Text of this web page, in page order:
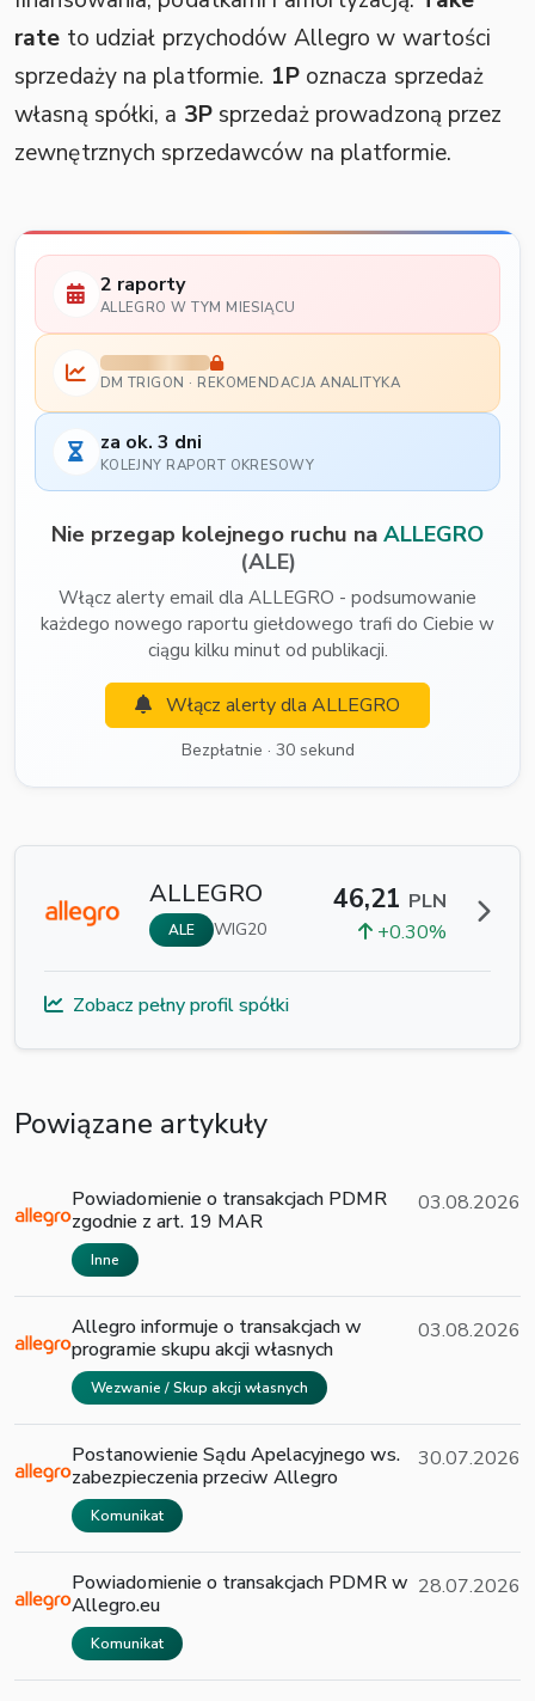
rate to udział przychodów Allegro w wartości
sprzedaży na platformie. 1Poznacza sprzedaż
własną spółki, a 3Psprzedaż prowadzoną przez
zewnętrznych sprzedawców na platformie.
2 raporty
ALLEGRO W TYM MIESIĄCU
DM TRIGON · REKOMENDACJA ANALITYKA
za ok. 3 dni
KOLEJNY RAPORT OKRESOWY
Nie przegap kolejnego ruchu na ALLEGRO
(ALE)
Włącz alerty email dla ALLEGRO - podsumowanie
każdego nowego raportu giełdowego trafi do Ciebie w
ciągu kilku minut od publikacji.
Włącz alerty dla ALLEGRO
Bezpłatnie · 30 sekund
ALLEGRO
ALE WIG20
46,21 PLN
+0.30%
Zobacz pełny profil spółki
Powiązane artykuły
Powiadomienie o transakcjach PDMR
zgodnie z art. 19 MAR
Inne
03.08.2026
Allegro informuje o transakcjach w
programie skupu akcji własnych
Wezwanie / Skup akcji własnych
03.08.2026
Postanowienie Sądu Apelacyjnego ws.
zabezpieczenia przeciw Allegro
Komunikat
30.07.2026
Powiadomienie o transakcjach PDMR w
Allegro.eu
Komunikat
28.07.2026